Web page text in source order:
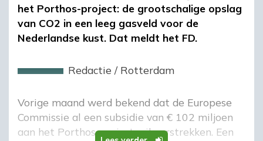
het Porthos-project: de grootschalige opslag
van CO2 in een leeg gasveld voor de
Nederlandse kust. Dat meldt het FD.
Redactie / Rotterdam
Vorige maand werd bekend dat de Europese
Commissie al een subsidie van € 102 miljoen
aan het Porthos-project wil verstrekken. Een